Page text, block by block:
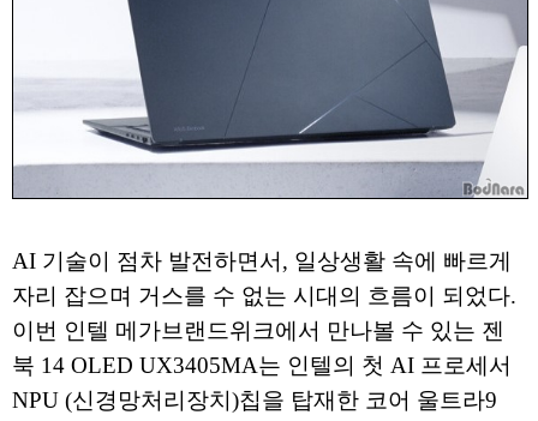
AI 기술이 점차 발전하면서, 일상생활 속에 빠르게
자리 잡으며 거스를 수 없는 시대의 흐름이 되었다.
이번 인텔 메가브랜드위크에서 만나볼 수 있는 젠
북 14 OLED UX3405MA는 인텔의 첫 AI 프로세서
NPU (신경망처리장치)칩을 탑재한 코어 울트라9